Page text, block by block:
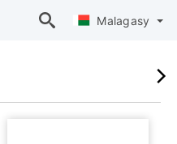
Malagasy